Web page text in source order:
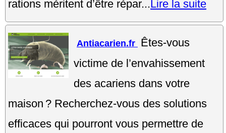
rations méritent d’être répar...Lire la suite
Antiacarien.fr Êtes-vous
victime de l’envahissement
des acariens dans votre
maison ? Recherchez-vous des solutions
efficaces qui pourront vous permettre de